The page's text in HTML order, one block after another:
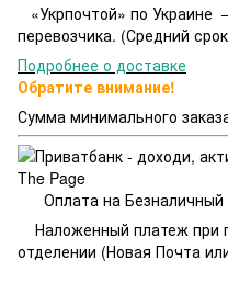
«Укрпочтой» по Украине
перевозчика. (Средний
Подробнее о доставке
Обратите внимание!
Сумма минимального
Оплата на Безналичный
Наложенный платеж при
отделении (Новая Почта